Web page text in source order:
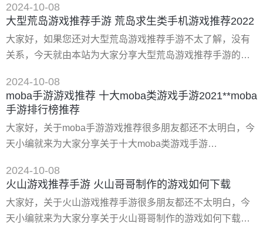
吧！ 一、诛仙手游怎么快速提升道法 提升道法指南 诛仙手游
怎么快速的提升道法，特别是平民玩家又该怎么取提升呢?为
了广大玩家不走弯路，下面我就给大家分享普通玩家提升道
法正确快速的十一条建议，希望大家喜欢。 **节：炼器篇 切
2024-10-08
大型荒岛游戏推荐手游 荒岛求生类手机游戏推荐2022
大家好，如果您还对大型荒岛游戏推荐手游不太了解，没有
关系，今天就由本站为大家分享大型荒岛游戏推荐手游的知
析到，还望可以解决大家的问题，下面我们就开始吧！ 一、
荒岛求生类手机游戏推荐2022 荒岛求生类的手机游戏对于人
地图一般都比较大，玩法更加自由，让玩家们可以自己发挥
更多的创造能力
2024-10-08
moba手游游戏推荐 十大moba类游戏手游2021**moba
手游排行榜推荐
大家好，关于moba手游游戏推荐很多朋友都还不太明白，今
天小编就来为大家分享关于十大moba类游戏手游
一、moba类游戏有哪些 由于目前moba类游戏经过这几十年
的厮杀之后所剩无几，所以胖熊只能整理到下面这十几个，
而且其中还有已经国服停止运营或者关服的游戏。 那么就来
介绍一下，目前还没有关服的游戏吧，这里面还包括一些手
2024-10-08
火山游戏推荐手游 火山哥哥制作的游戏如何下载
大家好，关于火山游戏推荐手游很多朋友都还不太明白，今
天小编就来为大家分享关于火山哥哥制作的游戏如何下载的